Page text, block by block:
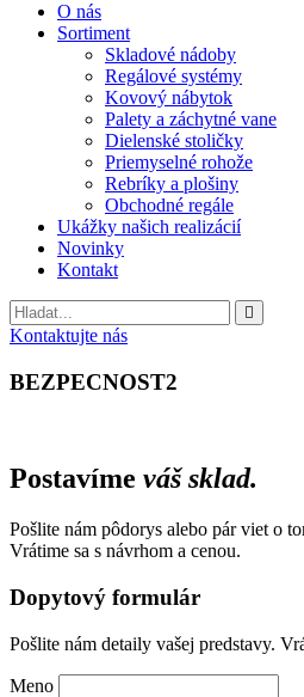
O nás
Sortiment
Skladové nádoby
Regálové systémy
Kovový nábytok
Palety a záchytné vane
Dielenské stoličky
Priemyselné rohože
Rebríky a plošiny
Obchodné regále
Ukážky našich realizácií
Novinky
Kontakt
Vyhladavanie
Kontaktujte nás
BEZPECNOST2
Postavíme váš sklad.
Pošlite nám pôdorys alebo pár viet o
Vrátime sa s návrhom a cenou.
Dopytový formulár
Pošlite nám detaily vašej predstavy.
Meno